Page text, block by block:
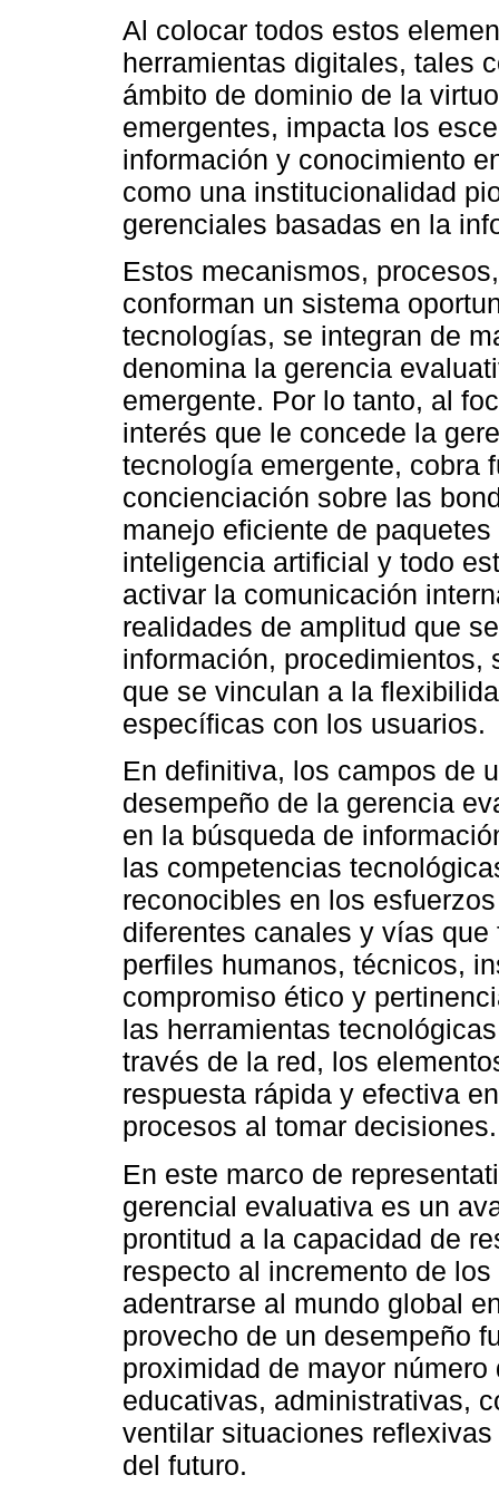
Al colocar todos estos
herramientas digitales, tales
ámbito de dominio de la
emergentes, impacta los
información y conocimiento
como una institucionalidad
gerenciales basadas en la
Estos mecanismos,
conforman un sistema
tecnologías, se integran de
denomina la gerencia
emergente. Por lo tanto, al
interés que le concede la
tecnología emergente, cobra
concienciación sobre las
manejo eficiente de
inteligencia artificial y todo
activar la comunicación
realidades de amplitud que
información,
que se vinculan a la
específicas con los usuarios.
En definitiva, los campos de
desempeño de la gerencia
en la búsqueda de
las competencias
reconocibles en los
diferentes canales y vías
perfiles humanos, técnicos,
compromiso ético y
las herramientas
través de la red, los
respuesta rápida y efectiva
procesos al tomar decisiones.
En este marco de
gerencial evaluativa es un
prontitud a la capacidad de
respecto al incremento de
adentrarse al mundo global
provecho de un desempeño
proximidad de mayor
educativas, administrativas,
ventilar situaciones
del futuro.